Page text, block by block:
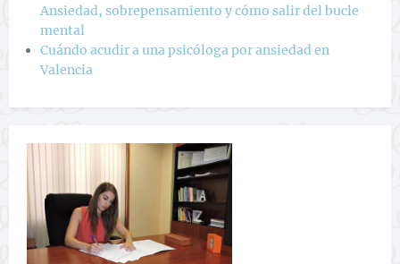
Ansiedad, sobrepensamiento y cómo salir del bucle
mental
Cuándo acudir a una psicóloga por ansiedad en
Valencia